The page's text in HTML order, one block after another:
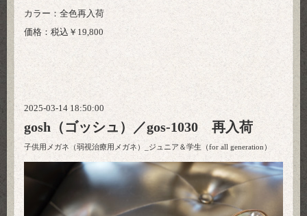
カラー：全色再入荷
価格：税込￥19,800
2025-03-14 18:50:00
gosh（ゴッシュ）／gos-1030 再入荷
子供用メガネ（弱視治療用メガネ）_ジュニア＆学生（for all generation）